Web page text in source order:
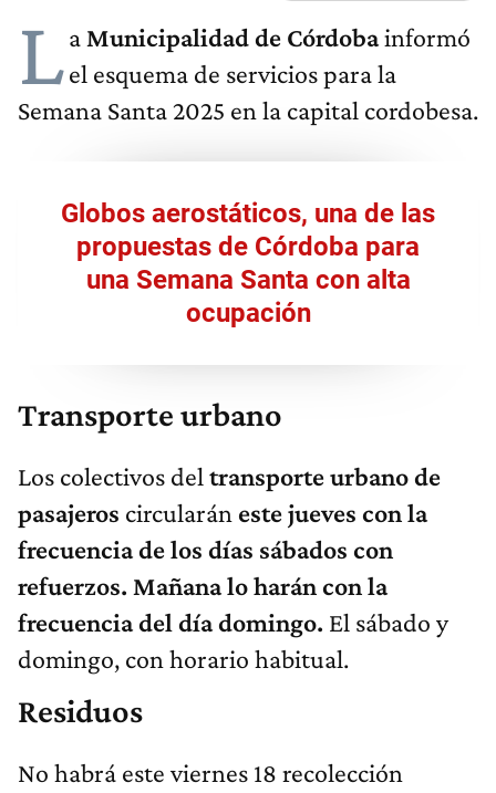
La Municipalidad de Córdobainformó
el esquema de servicios para la
Semana Santa 2025 en la capital cordobesa.
Globos aerostáticos, una de las
propuestas de Córdoba para
una Semana Santa con alta
ocupación
Transporte urbano
Los colectivos del transporte urbano de
pasajeros circularán este jueves con la
frecuencia de los días sábados con
refuerzos. Mañana lo harán con la
frecuencia del día domingo. El sábado y
domingo, con horario habitual.
Residuos
No habrá este viernes 18 recolección